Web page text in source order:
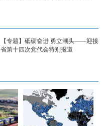
【专题】砥砺奋进 勇立潮头——迎接
省第十四次党代会特别报道